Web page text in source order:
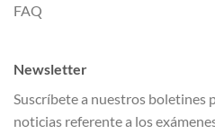
FAQ
Newsletter
Suscríbete a nuestros boletines
noticias referente a los